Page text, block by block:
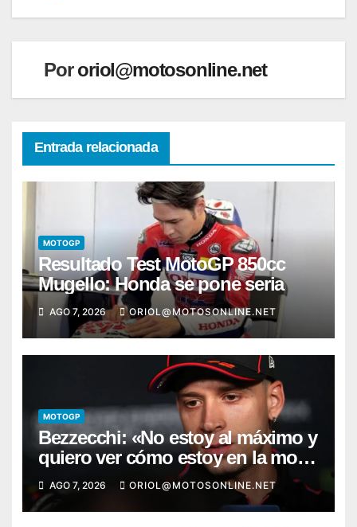
entradas
Pororiol@motosonline.net
Entrada relacionada
MOTOGP
Resultado Test MotoGP 850cc
Mugello: Honda se pone seria
AGO 7, 2026 ORIOL@MOTOSONLINE.NET
MOTOGP
Bezzecchi: «No estoy al máximo y
quiero ver cómo estoy en la moto;
desde Aragón será una guerra»
AGO 7, 2026 ORIOL@MOTOSONLINE.NET